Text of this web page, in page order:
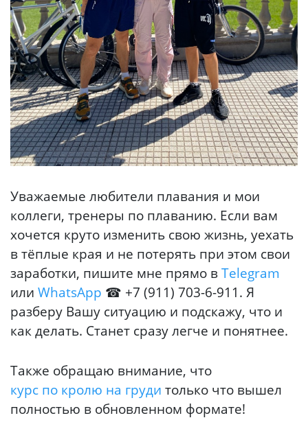
Уважаемые любители плавания и мои
коллеги, тренеры по плаванию. Если вам
хочется круто изменить свою жизнь, уехать
в тёплые края и не потерять при этом свои
заработки, пишите мне прямо вTelegram
или WhatsApp ☎ +7 (911) 703-6-911. Я
разберу Вашу ситуацию и подскажу, что и
как делать. Станет сразу легче и понятнее.
Также обращаю внимание, что
курс по кролю на груди только что вышел
полностью в обновленном формате!